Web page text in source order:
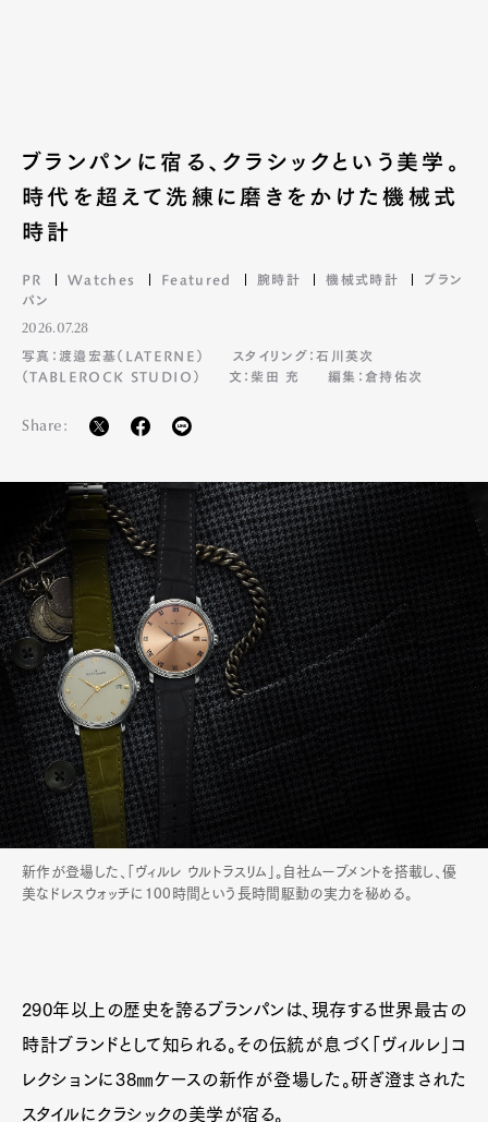
ProductCultureLifestyle
ブランパンに宿る、クラシックという美学。
時代を超えて洗練に磨きをかけた機械式
時計
PR Watches Featured 腕時計 機械式時計
ブラン
パン
2026.07.28
写真：渡邉宏基（LATERNE）
スタイリング：石川英次
（TABLEROCK STUDIO）
文：柴田 充 編集：倉持佑次
Share:
新作が登場した、「ヴィルレ ウルトラスリム」。自社ムーブメントを搭載し、優
美なドレスウォッチに100時間という長時間駆動の実力を秘める。
290年以上の歴史を誇るブランパンは、現存する世界最古の
時計ブランドとして知られる。その伝統が息づく「ヴィルレ」コ
レクションに38㎜ケースの新作が登場した。研ぎ澄まされた
スタイルにクラシックの美学が宿る。